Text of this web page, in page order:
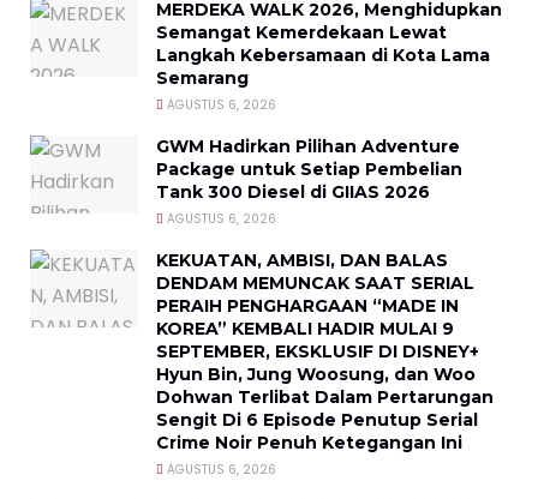
MERDEKA WALK 2026, Menghidupkan
Semangat Kemerdekaan Lewat
Langkah Kebersamaan di Kota Lama
Semarang
AGUSTUS 6, 2026
GWM Hadirkan Pilihan Adventure
Package untuk Setiap Pembelian
Tank 300 Diesel di GIIAS 2026
AGUSTUS 6, 2026
KEKUATAN, AMBISI, DAN BALAS
DENDAM MEMUNCAK SAAT SERIAL
PERAIH PENGHARGAAN “MADE IN
KOREA” KEMBALI HADIR MULAI 9
SEPTEMBER, EKSKLUSIF DI DISNEY+
Hyun Bin, Jung Woosung, dan Woo
Dohwan Terlibat Dalam Pertarungan
Sengit Di 6 Episode Penutup Serial
Crime Noir Penuh Ketegangan Ini
AGUSTUS 6, 2026